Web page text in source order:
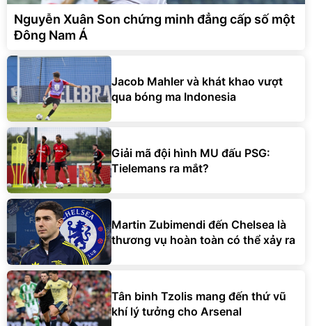
Nguyễn Xuân Son chứng minh đẳng cấp số một
Đông Nam Á
Jacob Mahler và khát khao vượt
qua bóng ma Indonesia
Giải mã đội hình MU đấu PSG:
Tielemans ra mắt?
Martin Zubimendi đến Chelsea là
thương vụ hoàn toàn có thể xảy ra
Tân binh Tzolis mang đến thứ vũ
khí lý tưởng cho Arsenal